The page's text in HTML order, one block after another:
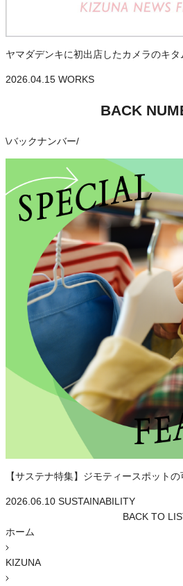
ヤマダデンキに初出店したカメラのキ
2026.04.15 WORKS
BACK
\バックナンバー/
【サステナ特集】ジモティースポットの
2026.06.10 SUSTAINABILITY
BACK TO
ホーム
KIZUNA